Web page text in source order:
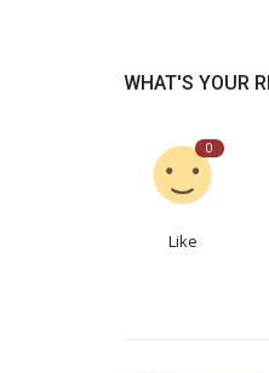
WHAT'S YOUR
0
Like